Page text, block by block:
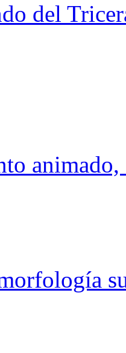
del